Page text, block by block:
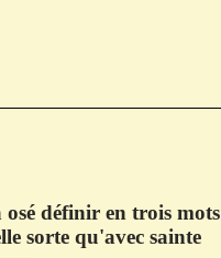
définir en trois mots
sorte qu'avec sainte